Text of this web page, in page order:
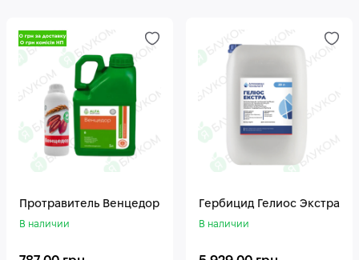
Протравитель Венцедор
В наличии
Гepбицид Гелиос Экстра
В наличии